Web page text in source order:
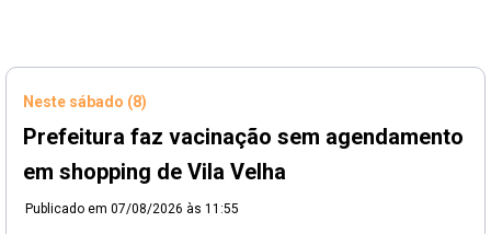
Neste sábado (8)
Prefeitura faz vacinação sem agendamento
em shopping de Vila Velha
Publicado em 07/08/2026 às 11:55